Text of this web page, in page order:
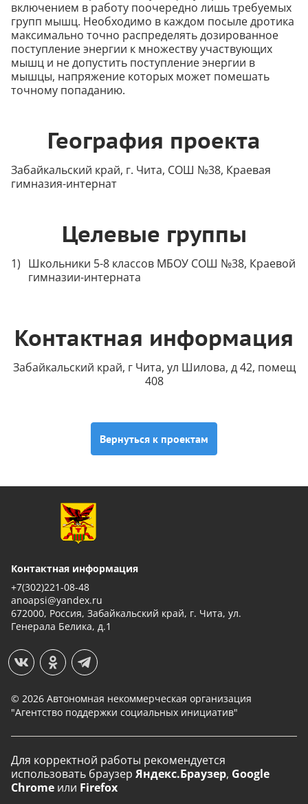
включением в работу поочередно лишь требуемых
групп мышц. Необходимо в каждом посыле дротика
максимально точно распределять дозированное
поступление энергии к множеству участвующих
мышц и не допустить поступление энергии в
мышцы, напряжение которых может помешать
точному попаданию.
География проекта
Забайкальский край, г. Чита, СОШ №38, Краевая
гимназия-интернат
Целевые группы
Школьники 5-8 классов МБОУ СОШ №38, Краевой
гимназии-интерната
Контактная информация
Забайкальский край, г Чита, ул Шилова, д 42, помещ
408
Вернуться к проектам
Контактная информация
+7(302)221-08-48
anoapsi@yandex.ru
672000, Россия, Забайкальский край, г. Чита, ул.
Генерала Белика, д.1
© 2026 Автономная некоммерческая организация
"Агентство поддержки социальных инициатив"
Для корректной работы рекомендуется
использовать браузер Яндекс.Браузер, Google
Chrome или Firefox